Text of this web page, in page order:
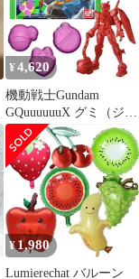
¥ 4,620
機動戦士Gundam
GQuuuuuuX グミ（ジー
クアクスグミ）
(1BOX12個入)
¥ 1,980
Lumierechat バルーン